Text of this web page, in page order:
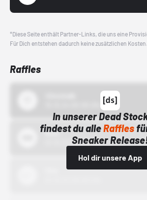
*Diese Seite enthält Partner-Links, die uns eine
Für Dich entstehen dadurch keine zusätzlichen Kosten.
Raffles
In unserer Dead
findest du alleRaffles
Sneaker
Hol dir unsere App
Bstn
01.10.22 00:00 Uhr